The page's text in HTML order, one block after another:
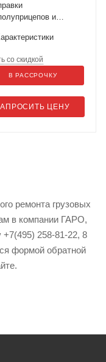
и
ЦЕНУ
со скидкой
В РАССРОЧКУ
ремонта грузовых
в компании ГАРО,
+7(495) 258-81-22, 8
формой обратной